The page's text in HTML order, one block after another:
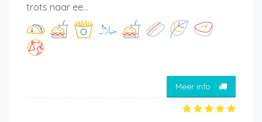
trots naar ee...
Meer info